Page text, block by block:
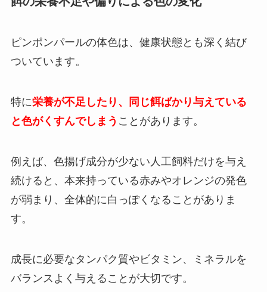
ピンポンパールの体色は、健康状態とも深く結び
ついています。
特に栄養が不足したり、同じ餌ばかり与えている
と色がくすんでしまう ことがあります。
例えば、色揚げ成分が少ない人工飼料だけを与え
続けると、本来持っている赤みやオレンジの発色
が弱まり、全体的に白っぽくなることがありま
す。
成長に必要なタンパク質やビタミン、ミネラルを
バランスよく与えることが大切です。